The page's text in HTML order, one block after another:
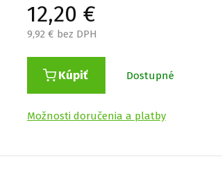
12,20 €
9,92 € bez DPH
Kúpiť Dostupné
Možnosti doručenia a platby